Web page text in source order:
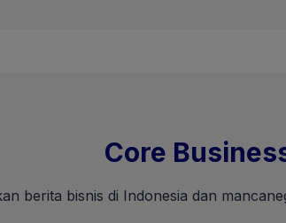
Core
berita bisnis di Indonesia dan